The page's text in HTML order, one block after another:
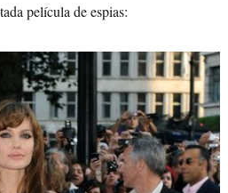
película de espias: